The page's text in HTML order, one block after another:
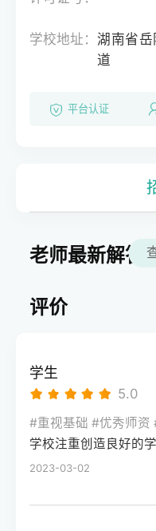
学校地址：湖南省
道
平台认证
老师最新解答
评价
学生
5.0
#重视基础 #优秀师资
2023-03-02